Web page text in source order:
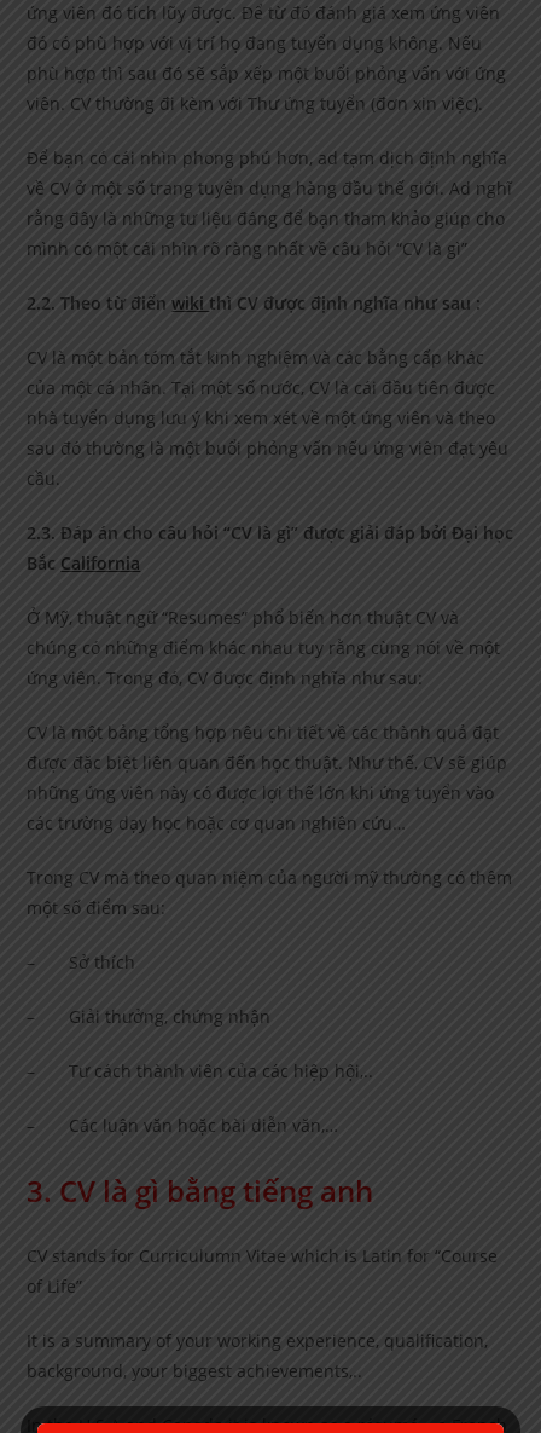
ứng viên đó tích lũy được. Để từ đó đánh giá xem ứng viên
đó có phù hợp với vị trí họ đang tuyển dụng không. Nếu
phù hợp thì sau đó sẽ sắp xếp một buổi phỏng vấn với ứng
viên. CV thường đi kèm với Thư ứng tuyển (đơn xin việc).
Để bạn có cái nhìn phong phú hơn, ad tạm dịch định nghĩa
về CV ở một số trang tuyển dụng hàng đầu thế giới. Ad nghĩ
rằng đây là những tư liệu đáng để bạn tham khảo giúp cho
mình có một cái nhìn rõ ràng nhất về câu hỏi “CV là gì”
2.2. Theo từ điểnwiki thì CV được định nghĩa như sau :
CV là một bản tóm tắt kinh nghiệm và các bằng cấp khác
của một cá nhân. Tại một số nước, CV là cái đầu tiên được
nhà tuyển dụng lưu ý khi xem xét về một ứng viên và theo
sau đó thường là một buổi phỏng vấn nếu ứng viên đạt yêu
cầu.
2.3. Đáp án cho câu hỏi “CV là gì” được giải đáp bởi Đại học
Bắc California
Ở Mỹ, thuật ngữ “Resumes” phổ biến hơn thuật CV và
chúng có những điểm khác nhau tuy rằng cùng nói về một
ứng viên. Trong đó, CV được định nghĩa như sau:
CV là một bảng tổng hợp nêu chi tiết về các thành quả đạt
được đặc biệt liên quan đến học thuật. Như thế, CV sẽ giúp
những ứng viên này có được lợi thế lớn khi ứng tuyển vào
các trường dạy học hoặc cơ quan nghiên cứu…
Trong CV mà theo quan niệm của người mỹ thường có thêm
một số điểm sau:
– Sở thích
– Giải thưởng, chứng nhận
– Tư cách thành viên của các hiệp hội,..
– Các luận văn hoặc bài diễn văn,…
3. CV là gì bằng tiếng anh
CV stands for Curriculumn Vitae which is Latin for “Course
of Life”
It is a summary of your working experience, qualification,
background, your biggest achievements,..
In the U.S.A and Canada it is known as a résumé – a French